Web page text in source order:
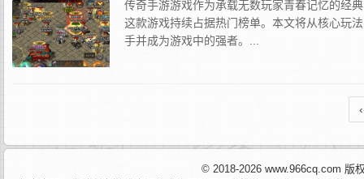
传奇手游游戏作为承载无数玩家青春记忆的经
这款游戏持续占据热门榜单。本文将从核心玩
手并成为游戏中的强者。...
© 2018-2026 www.966cq.com 版